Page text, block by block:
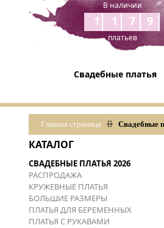
В наличии
1179
платьев
Свадебные платья
Главная страница Свадебные
КАТАЛОГ
СВАДЕБНЫЕ ПЛАТЬЯ 2026
РАСПРОДАЖА
КРУЖЕВНЫЕ ПЛАТЬЯ
БОЛЬШИЕ РАЗМЕРЫ
ПЛАТЬЯ ДЛЯ БЕРЕМЕННЫХ
ПЛАТЬЯ С РУКАВАМИ